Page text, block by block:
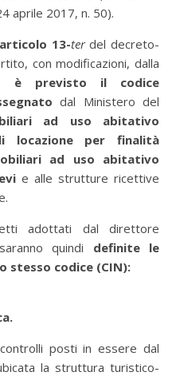
aprile 2017, n. 50).
13-terdel decreto-
con modificazioni, dalla
è previsto il codice
dal Ministero del
ad uso abitativo
per finalità
ad uso abitativo
e alle strutture ricettive
adottati dal direttore
quindi definite le
stesso codice (CIN):
posti in essere dal
la struttura turistico-